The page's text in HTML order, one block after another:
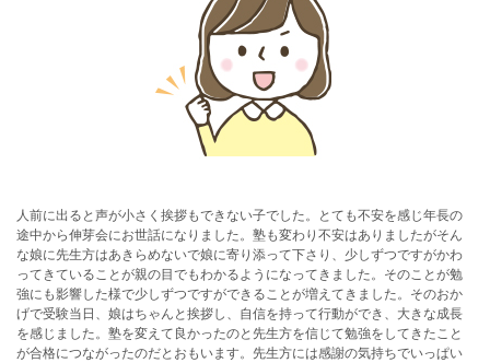
人前に出ると声が小さく挨拶もできない子でした。とても不安を感じ年長の
途中から伸芽会にお世話になりました。塾も変わり不安はありましたがそん
な娘に先生方はあきらめないで娘に寄り添って下さり、少しずつですがかわ
ってきていることが親の目でもわかるようになってきました。そのことが勉
強にも影響した様で少しずつですができることが増えてきました。そのおか
げで受験当日、娘はちゃんと挨拶し、自信を持って行動ができ、大きな成長
を感じました。塾を変えて良かったのと先生方を信じて勉強をしてきたこと
が合格につながったのだとおもいます。先生方には感謝の気持ちでいっぱい